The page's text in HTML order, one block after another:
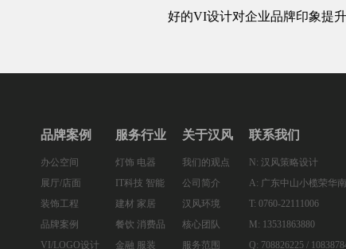
好的VI设计对企业品牌印象提
品牌案例
办公空间
展厅/店面
装饰工程
品牌案例
VI/LOGO设计
服务行业
灯饰 电器
IT科技 智能
建材 家居
餐饮 消费品
金融 服装
关于汉风
我们的观点
公司简介
汉风环境
核心团队
服务范围
联系我们
N: 汉风策略设计
A: 广东中山小榄荣华
T: 0760-22111006
M: 13531863880
Q: 708826225 /